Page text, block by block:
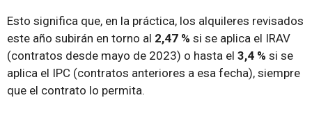
Esto significa que, en la práctica, los alquileres revisados
este año subirán en torno al 2,47 % si se aplica el IRAV
(contratos desde mayo de 2023) o hasta el 3,4 % si se
aplica el IPC (contratos anteriores a esa fecha), siempre
que el contrato lo permita.